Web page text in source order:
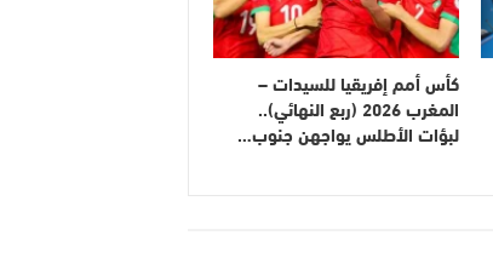
كأس أمم إفريقيا للسيدات –
المغرب 2026 (ربع النهائي)..
لبؤات الأطلس يواجهن جنوب…